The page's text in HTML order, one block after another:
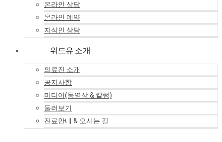
온라인 상담
온라인 예약
지식인 상담
위드유 소개
의료진 소개
공지사항
미디어(동영상 & 칼럼)
둘러보기
진료안내 & 오시는 길